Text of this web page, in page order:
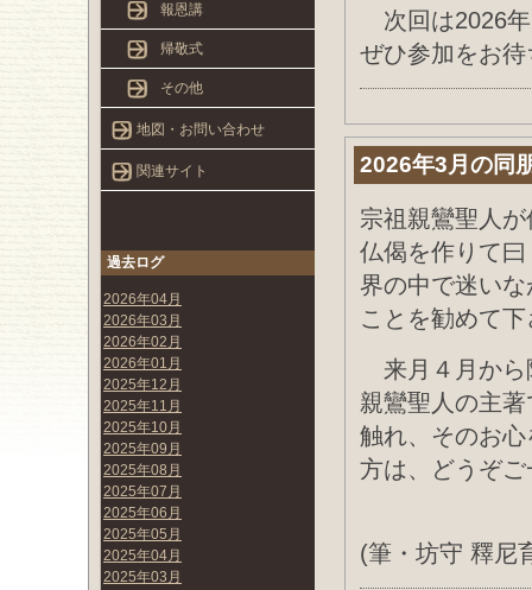
報恩講
帰敬式
その他
地図・お問い合わせ
関連サイト
過去ログ
2026年04月
2026年03月
2026年02月
2026年01月
2025年12月
2025年11月
2025年10月
2025年09月
2025年08月
2025年07月
2025年06月
2025年05月
2025年04月
2025年03月
次回は2026年
ぜひ参加をお
2026年3月の同
宗祖親鸞聖人
仏偈を作りて
界の中で迷い
ことを勧めて
来月４月から
親鸞聖人の主
触れ、そのお
方は、どうぞ
(筆・坊守 釋尼